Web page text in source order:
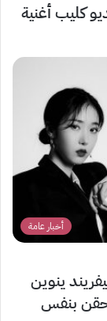
كليب أغنية
أخبار عامة
ينوين
بنفس